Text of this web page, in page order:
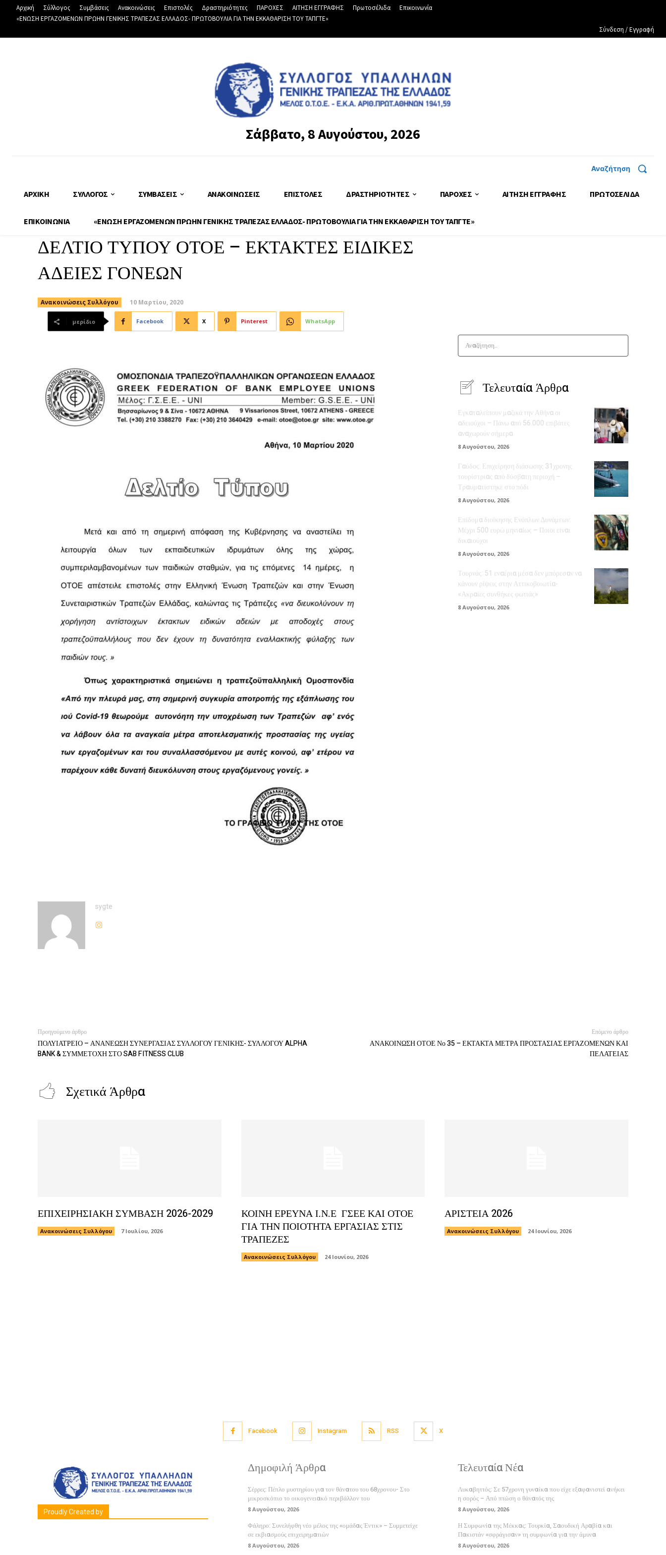
Αρχική Σύλλογος Συμβάσεις Ανακοινώσεις Επιστολές Δραστηριότητες ΠΑΡΟΧΕΣ ΑΙΤΗΣΗ ΕΓΓΡΑΦΗΣ Πρωτοσέλιδα
Επικοινωνία
«ΕΝΩΣΗ ΕΡΓΑΖΟΜΕΝΩΝ ΠΡΩΗΝ ΓΕΝΙΚΗΣ ΤΡΑΠΕΖΑΣ ΕΛΛΑΔΟΣ- ΠΡΩΤΟΒΟΥΛΙΑ ΓΙΑ ΤΗΝ ΕΚΚΑΘΑΡΙΣΗ ΤΟΥ ΤΑΠΓΤΕ»
Σύνδεση / Εγγραφή
Σάββατο, 8 Αυγούστου, 2026
Αναζήτηση
ΑΡΧΙΚΉ ΣΎΛΛΟΓΟΣ ΣΥΜΒΆΣΕΙΣ ΑΝΑΚΟΙΝΏΣΕΙΣ ΕΠΙΣΤΟΛΈΣ ΔΡΑΣΤΗΡΙΌΤΗΤΕΣ ΠΑΡΟΧΕΣ ΑΙΤΗΣΗ ΕΓΓΡΑΦΗΣ ΠΡΩΤΟΣΈΛΙΔΑ
ΕΠΙΚΟΙΝΩΝΊΑ «ΕΝΩΣΗ ΕΡΓΑΖΟΜΕΝΩΝ ΠΡΩΗΝ ΓΕΝΙΚΗΣ ΤΡΑΠΕΖΑΣ ΕΛΛΑΔΟΣ- ΠΡΩΤΟΒΟΥΛΙΑ ΓΙΑ ΤΗΝ ΕΚΚΑΘΑΡΙΣΗ ΤΟΥ ΤΑΠΓΤΕ»
ΔΕΛΤΙΟ ΤΥΠΟΥ ΟΤΟΕ – ΕΚΤΑΚΤΕΣ ΕΙΔΙΚΕΣ
ΑΔΕΙΕΣ ΓΟΝΕΩΝ
Ανακοινώσεις Συλλόγου 10 Μαρτίου, 2020
μερίδιο Facebook X Pinterest WhatsApp
sygte
Αναζήτηση..
Τελευταία Άρθρα
Εγκαταλείπουν μαζικά την Αθήνα οι
αδειούχοι – Πάνω από 56.000 επιβάτες
αναχωρούν σήμερα
8 Αυγούστου, 2026
Γαύδος: Επιχείρηση διάσωσης 31χρονης
τουρίστριας από δύσβατη περιοχή –
Τραυματίστηκε στο πόδι
8 Αυγούστου, 2026
Επίδομα διοίκησης Ενόπλων Δυνάμεων:
Μέχρι 500 ευρώ μηνιαίως – Ποιοι είναι
δικαιούχοι
8 Αυγούστου, 2026
Τουρνάς: 51 εναέρια μέσα δεν μπόρεσαν να
κάνουν ρίψεις στην Αττικοβοιωτία-
«Ακραίες συνθήκες φωτιάς»
8 Αυγούστου, 2026
Προηγούμενο άρθρο
ΠΟΛΥΙΑΤΡΕΙΟ – ΑΝΑΝΕΩΣΗ ΣΥΝΕΡΓΑΣΙΑΣ ΣΥΛΛΟΓΟΥ ΓΕΝΙΚΗΣ- ΣΥΛΛΟΓΟΥ ALPHA
BANK & ΣΥΜΜΕΤΟΧΗ ΣΤΟ SAB FITNESS CLUB
Επόμενο άρθρο
ΑΝΑΚΟΙΝΩΣΗ ΟΤΟΕ Νο 35 – ΕΚΤΑΚΤΑ ΜΕΤΡΑ ΠΡΟΣΤΑΣΙΑΣ ΕΡΓΑΖΟΜΕΝΩΝ ΚΑΙ
ΠΕΛΑΤΕΙΑΣ
Σχετικά Άρθρα
ΕΠΙΧΕΙΡΗΣΙΑΚΗ ΣΥΜΒΑΣΗ 2026-2029
Ανακοινώσεις Συλλόγου 7 Ιουλίου, 2026
ΚΟΙΝΗ ΕΡΕΥΝΑ Ι.Ν.Ε ΓΣΕΕ ΚΑΙ ΟΤΟΕ
ΓΙΑ ΤΗΝ ΠΟΙΟΤΗΤΑ ΕΡΓΑΣΙΑΣ ΣΤΙΣ
ΤΡΑΠΕΖΕΣ
Ανακοινώσεις Συλλόγου 24 Ιουνίου, 2026
ΑΡΙΣΤΕΙΑ 2026
Ανακοινώσεις Συλλόγου 24 Ιουνίου, 2026
Facebook Instagram RSS X
Proudly Created by
Δημοφιλή Άρθρα
Σέρρες: Πέπλο μυστηρίου για τον θάνατου του 68χρονου- Στο
μικροσκόπιο το οικογενειακό περιβάλλον του
8 Αυγούστου, 2026
Φάληρο: Συνελήφθη νέο μέλος της «ομάδας Έντικ» – Συμμετείχε
σε εκβιασμούς επιχειρηματιών
8 Αυγούστου, 2026
Τελευταία Νέα
Λυκαβηττός: Σε 57χρονη γυναίκα που είχε εξαφανιστεί ανήκει
η σορός – Από πτώση ο θάνατός της
8 Αυγούστου, 2026
Η Συμφωνία της Μέκκας: Τουρκία, Σαουδική Αραβία και
Πακιστάν «σφράγισαν» τη συμφωνία για την άμυνα
8 Αυγούστου, 2026